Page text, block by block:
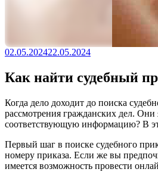
02.05.202422.05.2024
Как найти судебный
Когда дело доходит до поиска
рассмотрения гражданских дел. Они
соответствующую информацию? В
Первый шаг в поиске судебного
номеру приказа. Если же вы
имеется возможность провести